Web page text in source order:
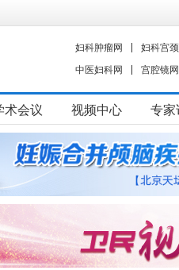
妇科肿瘤网
妇科宫
中医妇科网
宫腔镜网
术会议 视频中心 专家